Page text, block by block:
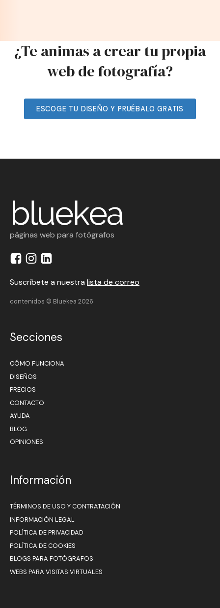
¿Te animas a crear tu propia
web de fotografía?
ESCOGE TU DISEÑO Y PRUÉBALO GRATIS
páginas web para fotógrafos
Suscríbete a nuestra lista de correo
contenidos © Bluekea 2026
Secciones
CÓMO FUNCIONA
DISEÑOS
PRECIOS
CONTACTO
AYUDA
BLOG
OPINIONES
Información
TÉRMINOS DE USO Y CONTRATACIÓN
INFORMACIÓN LEGAL
POLÍTICA DE PRIVACIDAD
POLÍTICA DE COOKIES
BLOGS PARA FOTÓGRAFOS
WEBS PARA VISITAS VIRTUALES